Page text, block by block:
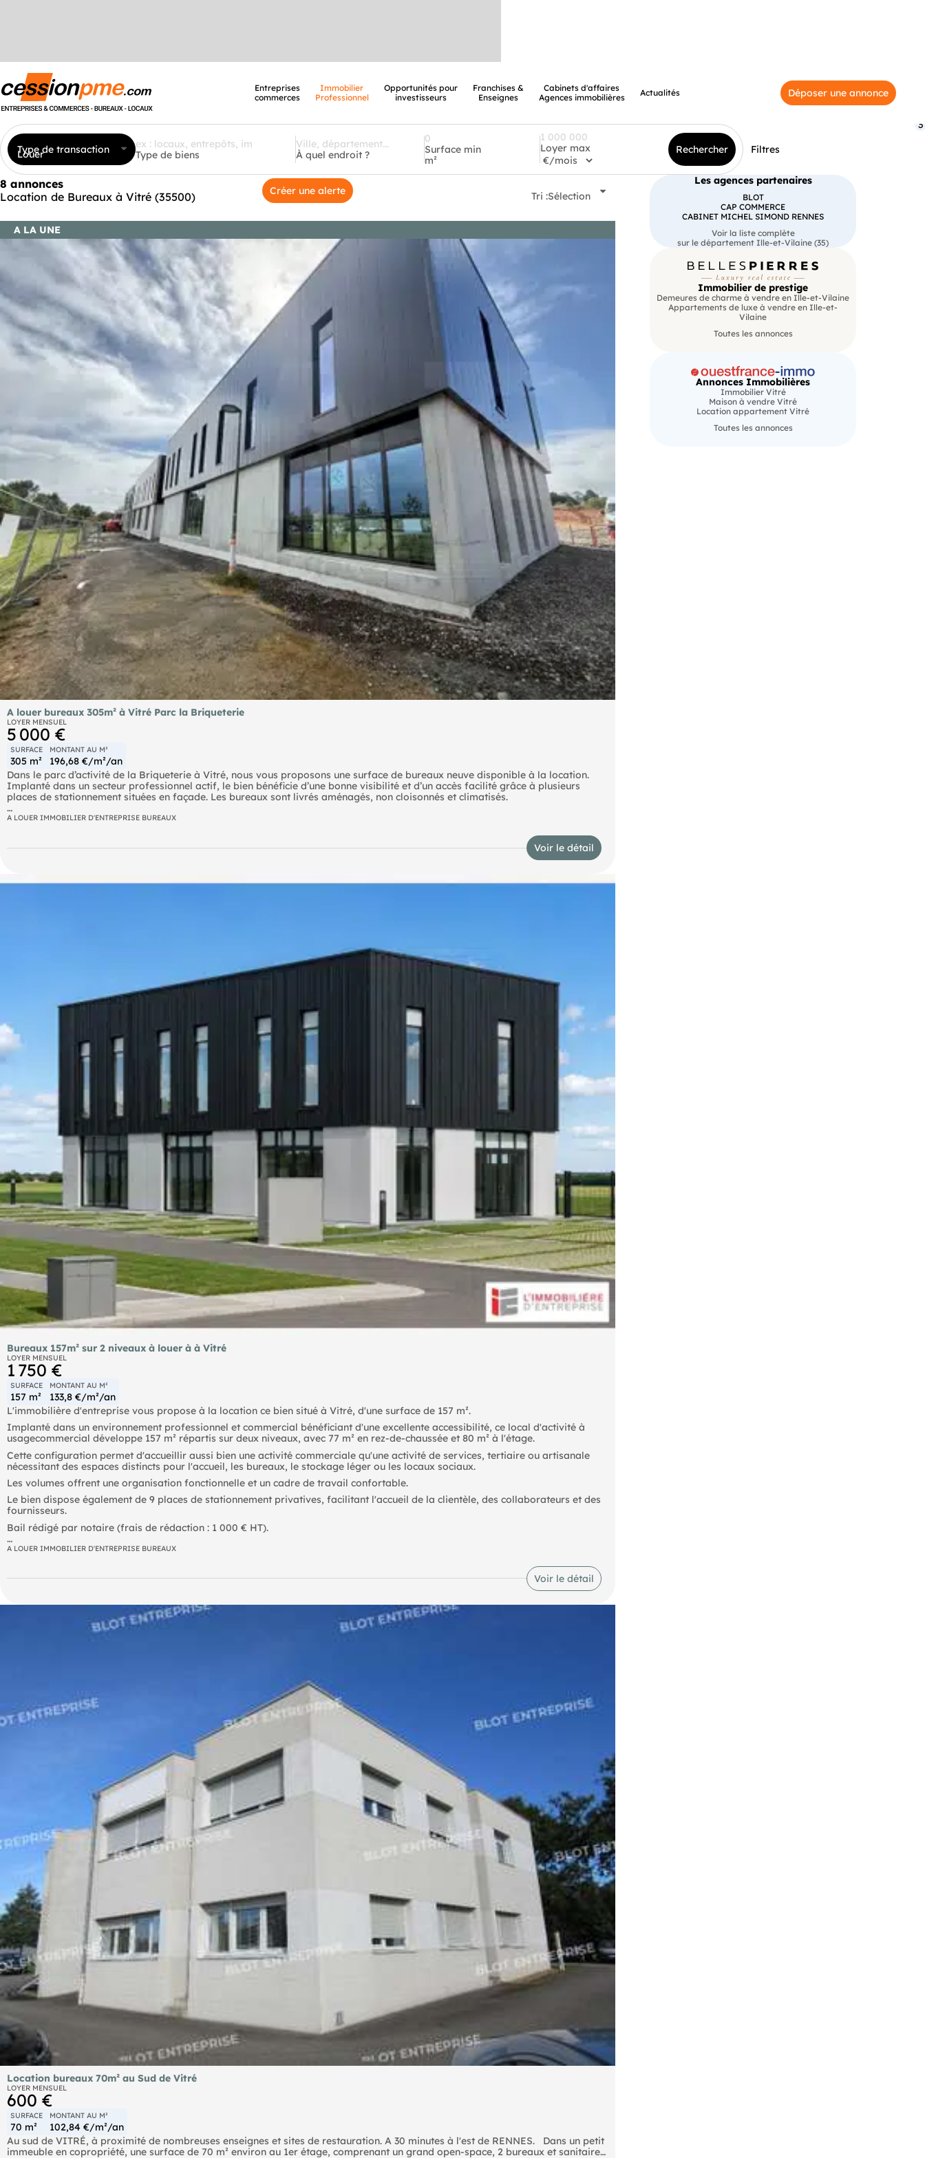
Entreprises
commerces
Immobilier
Professionnel
Opportunités pour
investisseurs
Franchises &
Enseignes
Cabinets d'affaires
Agences immobilières
Actualités Déposer une annonce
Type de transaction
Louer Type de biens À quel endroit ?
Surface min
m²
Loyer max Rechercher Filtres
3
8 annonces
Location de Bureaux à Vitré (35500)
Créer une alerte Tri :Sélection
A LA UNE
A louer bureaux 305m² à Vitré Parc la Briqueterie
LOYER MENSUEL
5 000 €
SURFACE
305 m²
MONTANT AU M²
196,68 €/m²/an
Dans le parc d’activité de la Briqueterie à Vitré, nous vous proposons une surface de bureaux neuve disponible à la location.
Implanté dans un secteur professionnel actif, le bien bénéficie d’une bonne visibilité et d’un accès facilité grâce à plusieurs
places de stationnement situées en façade. Les bureaux sont livrés aménagés, non cloisonnés et climatisés.
Les + du bien :
- Parc d'activité dynamique
Pour plus d'informations sur ce bien, contactez
S : 20 ans d’expertise pour vous conseiller dans votre recherche de location de BUREAUX à Vitré.
A LOUER IMMOBILIER D'ENTREPRISE BUREAUX
Voir le détail
Bureaux 157m² sur 2 niveaux à louer à à Vitré
LOYER MENSUEL
1 750 €
SURFACE
157 m²
MONTANT AU M²
133,8 €/m²/an
L'immobilière d'entreprise vous propose à la location ce bien situé à Vitré, d'une surface de 157 m².
Implanté dans un environnement professionnel et commercial bénéficiant d'une excellente accessibilité, ce local d'activité à
usagecommercial développe 157 m² répartis sur deux niveaux, avec 77 m² en rez-de-chaussée et 80 m² à l'étage.
Cette configuration permet d'accueillir aussi bien une activité commerciale qu'une activité de services, tertiaire ou artisanale
nécessitant des espaces distincts pour l'accueil, les bureaux, le stockage léger ou les locaux sociaux.
Les volumes offrent une organisation fonctionnelle et un cadre de travail confortable.
Le bien dispose également de 9 places de stationnement privatives, facilitant l'accueil de la clientèle, des collaborateurs et des
fournisseurs.
Bail rédigé par notaire (frais de rédaction : 1 000 € HT).
- Surface : 157 m²
- Accessibilité : Axe passant, accès rapide à la voie rapide, 9 places de parking privatives
- Disponibilité : À préciser
A LOUER IMMOBILIER D'ENTREPRISE BUREAUX
Voir le détail
Location bureaux 70m² au Sud de Vitré
LOYER MENSUEL
600 €
SURFACE
70 m²
MONTANT AU M²
102,84 €/m²/an
Au sud de VITRÉ, à proximité de nombreuses enseignes et sites de restauration. A 30 minutes à l'est de RENNES. Dans un petit
immeuble en copropriété, une surface de 70 m² environ au 1er étage, comprenant un grand open-space, 2 bureaux et sanitaire
Les agences partenaires
BLOT
CAP COMMERCE
CABINET MICHEL SIMOND RENNES
Voir la liste complète
sur le département Ille-et-Vilaine (35)
Immobilier de prestige
Demeures de charme à vendre en Ille-et-Vilaine
Appartements de luxe à vendre en Ille-et-
Vilaine
Toutes les annonces
Annonces Immobilières
Immobilier Vitré
Maison à vendre Vitré
Location appartement Vitré
Toutes les annonces